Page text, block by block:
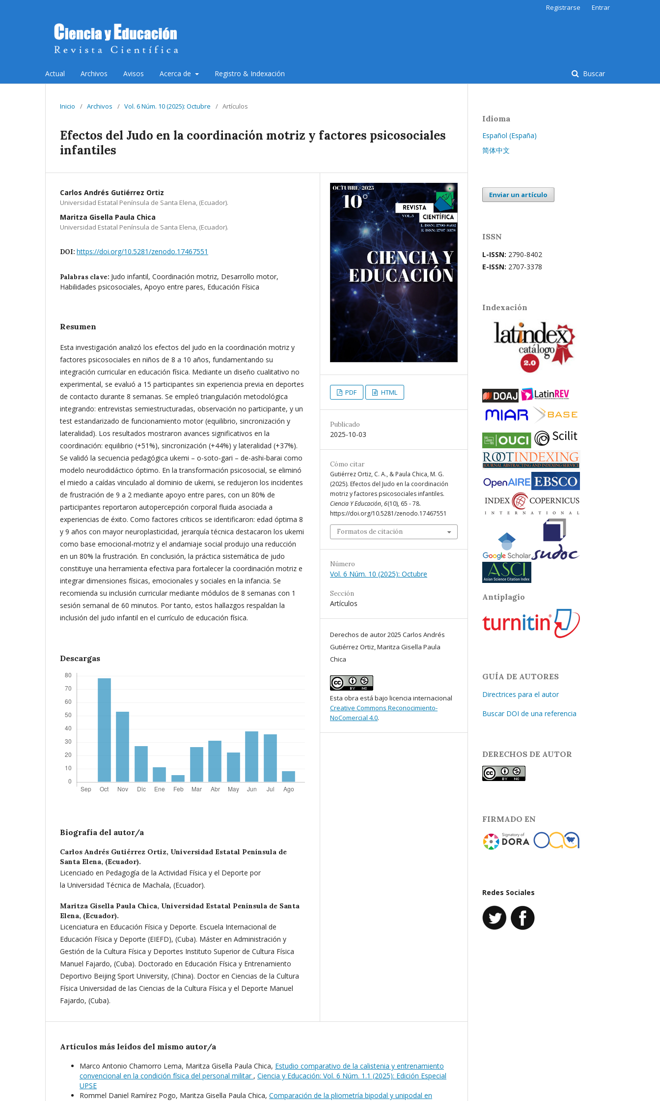
Actual Archivos Avisos Acerca de Registro & Indexación Buscar
Registrarse Entrar
Inicio / Archivos / Vol. 6 Núm. 10 (2025): Octubre / Artículos
Efectos del Judo en la coordinación motriz y factores psicosociales
infantiles
Carlos Andrés Gutiérrez Ortiz
Universidad Estatal Península de Santa Elena, (Ecuador).
Maritza Gisella Paula Chica
Universidad Estatal Península de Santa Elena, (Ecuador).
DOI: https://doi.org/10.5281/zenodo.17467551
Palabras clave: Judo infantil, Coordinación motriz, Desarrollo motor,
Habilidades psicosociales, Apoyo entre pares, Educación Física
Resumen
Esta investigación analizó los efectos del judo en la coordinación motriz y
factores psicosociales en niños de 8 a 10 años, fundamentando su
integración curricular en educación física. Mediante un diseño cualitativo no
experimental, se evaluó a 15 participantes sin experiencia previa en deportes
de contacto durante 8 semanas. Se empleó triangulación metodológica
integrando: entrevistas semiestructuradas, observación no participante, y un
test estandarizado de funcionamiento motor (equilibrio, sincronización y
lateralidad). Los resultados mostraron avances significativos en la
coordinación: equilibrio (+51%), sincronización (+44%) y lateralidad (+37%).
Se validó la secuencia pedagógica ukemi – o-soto-gari – de-ashi-barai como
modelo neurodidáctico óptimo. En la transformación psicosocial, se eliminó
el miedo a caídas vinculado al dominio de ukemi, se redujeron los incidentes
de frustración de 9 a 2 mediante apoyo entre pares, con un 80% de
participantes reportaron autopercepción corporal fluida asociada a
experiencias de éxito. Como factores críticos se identificaron: edad óptima 8
y 9 años con mayor neuroplasticidad, jerarquía técnica destacaron los ukemi
como base emocional-motriz y el andamiaje social produjo una reducción
en un 80% la frustración. En conclusión, la práctica sistemática de judo
constituye una herramienta efectiva para fortalecer la coordinación motriz e
integrar dimensiones físicas, emocionales y sociales en la infancia. Se
recomienda su inclusión curricular mediante módulos de 8 semanas con 1
sesión semanal de 60 minutos. Por tanto, estos hallazgos respaldan la
inclusión del judo infantil en el currículo de educación física.
Descargas
Biografía del autor/a
Carlos Andrés Gutiérrez Ortiz, Universidad Estatal Península de
Santa Elena, (Ecuador).
Licenciado en Pedagogía de la Actividad Física y el Deporte por
la Universidad Técnica de Machala, (Ecuador).
Maritza Gisella Paula Chica, Universidad Estatal Península de Santa
Elena, (Ecuador).
Licenciatura en Educación Física y Deporte. Escuela Internacional de
Educación Física y Deporte (EIEFD), (Cuba). Máster en Administración y
Gestión de la Cultura Física y Deportes Instituto Superior de Cultura Física
Manuel Fajardo, (Cuba). Doctorado en Educación Física y Entrenamiento
Deportivo Beijing Sport University, (China). Doctor en Ciencias de la Cultura
Física Universidad de las Ciencias de la Cultura Física y el Deporte Manuel
Fajardo, (Cuba).
PDF HTML
Publicado
2025-10-03
Cómo citar
Gutiérrez Ortiz, C. A., & Paula Chica, M. G.
(2025). Efectos del Judo en la coordinación
motriz y factores psicosociales infantiles.
Ciencia Y Educación, 6(10), 65 - 78.
https://doi.org/10.5281/zenodo.17467551
Formatos de citación
Número
Vol. 6 Núm. 10 (2025): Octubre
Sección
Artículos
Derechos de autor 2025 Carlos Andrés
Gutiérrez Ortiz, Maritza Gisella Paula
Chica
Esta obra está bajo licencia internacional
Creative Commons Reconocimiento-
NoComercial 4.0.
Artículos más leídos del mismo autor/a
Marco Antonio Chamorro Lema, Maritza Gisella Paula Chica, Estudio comparativo de la calistenia y entrenamiento
convencional en la condición física del personal militar , Ciencia y Educación: Vol. 6 Núm. 1.1 (2025): Edición Especial
UPSE
Rommel Daniel Ramírez Pogo, Maritza Gisella Paula Chica, Comparación de la pliometría bipodal y unipodal en
Idioma
Español (España)
简体中文
Enviar un artículo
ISSN
L-ISSN: 2790-8402
E-ISSN: 2707-3378
Indexación
Antiplagio
GUÍA DE AUTORES
Directrices para el autor
Buscar DOI de una referencia
DERECHOS DE AUTOR
FIRMADO EN
Redes Sociales